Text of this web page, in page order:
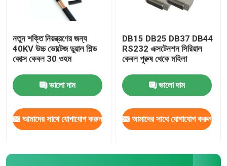
নতুন শক্তি নিয়ন্ত্রণের জন্য
40KV উচ্চ ভোল্টেজ ডুয়াল শিল্ড
কোক্স কেবল 30 ওহম
ভালো দাম
আমাদের সাথে যোগাযোগ করুন
DB15 DB25 DB37 DB44
RS232 এক্সটেনশন সিরিয়াল
কেবল পুরুষ থেকে মহিলা
ভালো দাম
আমাদের সাথে যোগাযোগ করুন